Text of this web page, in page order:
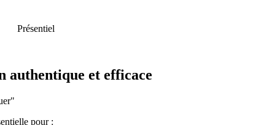
Présentiel
authentique et efficace
pour :